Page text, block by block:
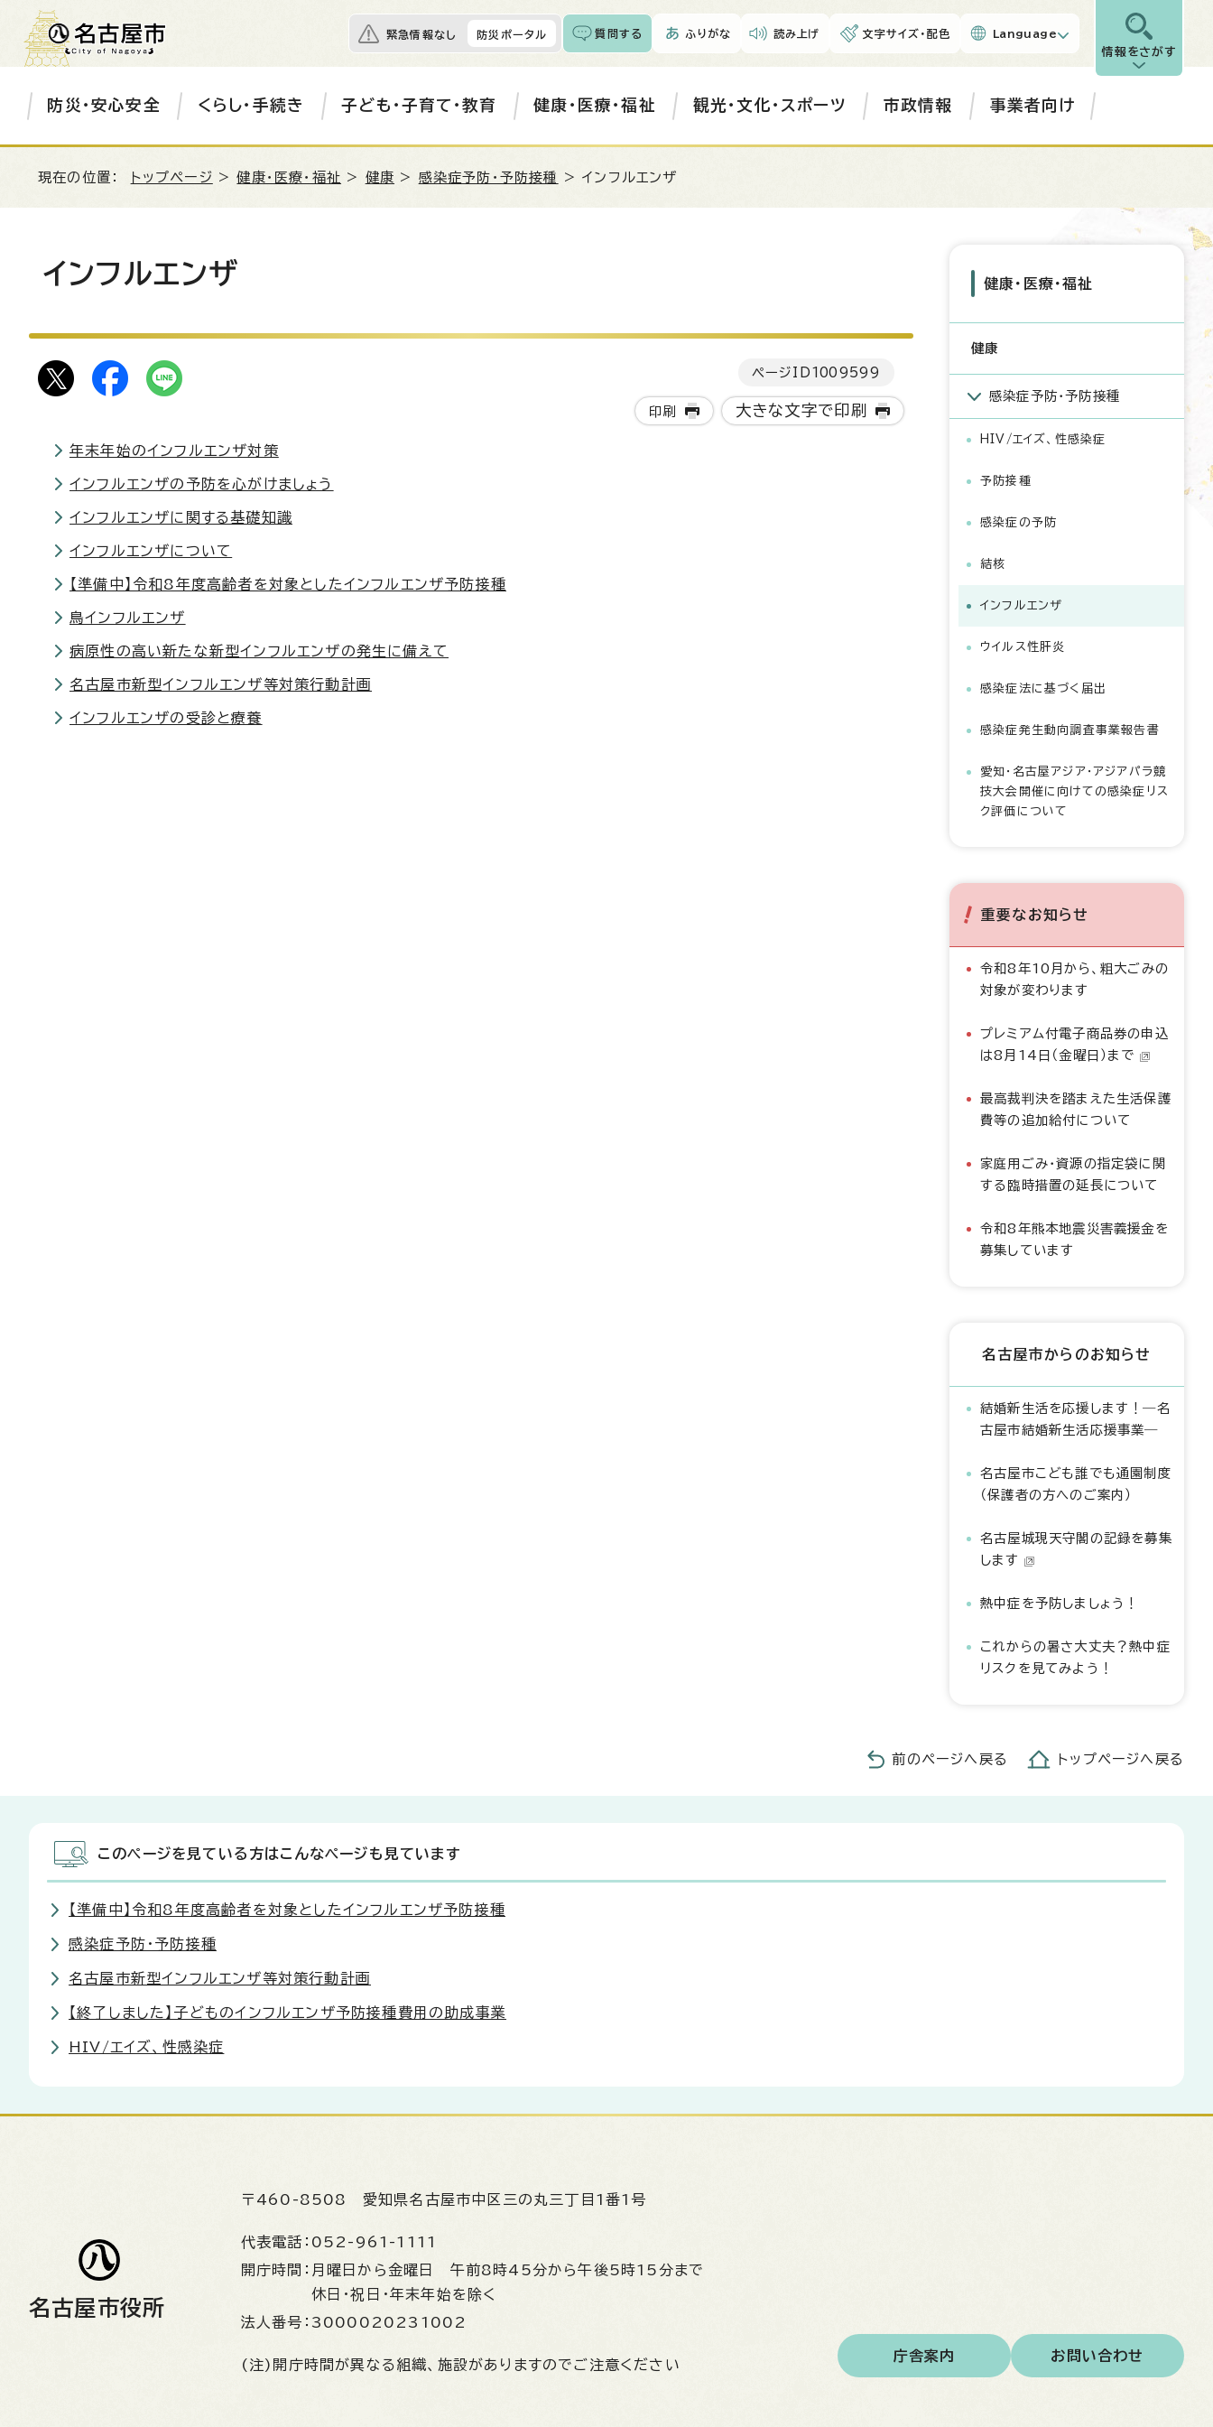
緊急情報なし 防災ポータル 質問する ふりがな 読み上げ 文字サイズ・配色 Language
情報をさがす
防災・安心安全 くらし・手続き 子ども・子育て・教育 健康・医療・福祉 観光・文化・スポーツ 市政情報 事業者向け
現在の位置： トップページ >健康・医療・福祉 > 健康 > 感染症予防・予防接種 > インフルエンザ
インフルエンザ
ページID 1009599
印刷 大きな文字で印刷
年末年始のインフルエンザ対策
インフルエンザの予防を心がけましょう
インフルエンザに関する基礎知識
インフルエンザについて
【準備中】令和8年度高齢者を対象としたインフルエンザ予防接種
鳥インフルエンザ
病原性の高い新たな新型インフルエンザの発生に備えて
名古屋市新型インフルエンザ等対策行動計画
インフルエンザの受診と療養
健康・医療・福祉
健康
感染症予防・予防接種
HIV/エイズ、性感染症
予防接種
感染症の予防
結核
インフルエンザ
ウイルス性肝炎
感染症法に基づく届出
感染症発生動向調査事業報告書
愛知・名古屋アジア・アジアパラ競
技大会開催に向けての感染症リス
ク評価について
重要なお知らせ
令和8年10月から、粗大ごみの
対象が変わります
プレミアム付電子商品券の申込
は8月14日（金曜日）まで
最高裁判決を踏まえた生活保護
費等の追加給付について
家庭用ごみ・資源の指定袋に関
する臨時措置の延長について
令和8年熊本地震災害義援金を
募集しています
名古屋市からのお知らせ
結婚新生活を応援します！―名
古屋市結婚新生活応援事業―
名古屋市こども誰でも通園制度
（保護者の方へのご案内）
名古屋城現天守閣の記録を募集
します
熱中症を予防しましょう！
これからの暑さ大丈夫？熱中症
リスクを見てみよう！
前のページへ戻る トップページへ戻る
このページを見ている方はこんなページも見ています
【準備中】令和8年度高齢者を対象としたインフルエンザ予防接種
感染症予防・予防接種
名古屋市新型インフルエンザ等対策行動計画
【終了しました】子どものインフルエンザ予防接種費用の助成事業
HIV/エイズ、性感染症
名古屋市役所
〒460-8508 愛知県名古屋市中区三の丸三丁目1番1号
代表電話： 052-961-1111
開庁時間： 月曜日から金曜日 午前8時45分から午後5時15分まで
休日・祝日・年末年始を除く
法人番号： 3000020231002
(注)開庁時間が異なる組織、施設がありますのでご注意ください
庁舎案内 お問い合わせ